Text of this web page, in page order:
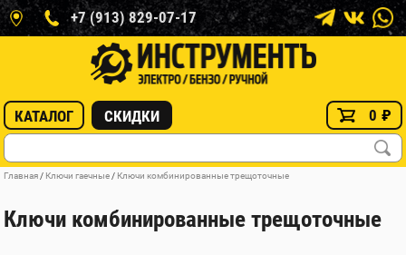
+7 (913) 829-07-17
КАТАЛОГ СКИДКИ 0 ₽
Главная / Ключи гаечные / Ключи комбинированные трещоточные
Ключи комбинированные трещоточные